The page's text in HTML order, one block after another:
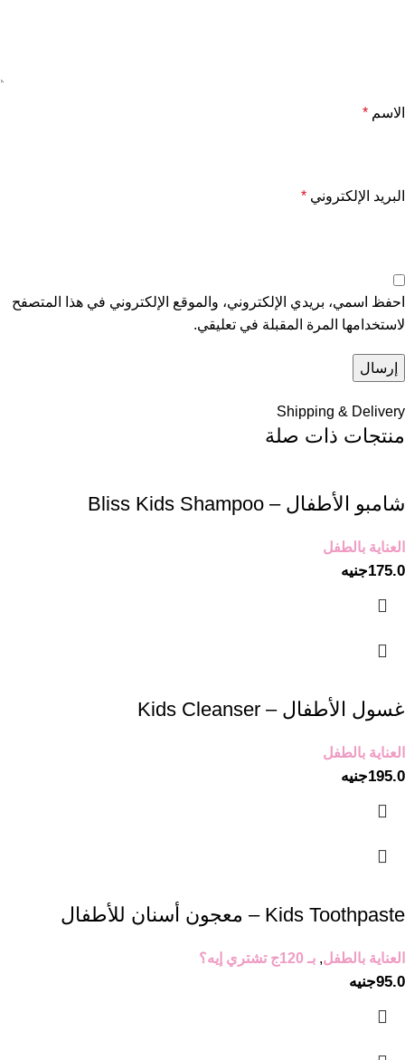
الاسم *
البريد الإلكتروني *
احفظ اسمي، بريدي الإلكتروني، والموقع الإلكتروني في هذا المتصفح
لاستخدامها المرة المقبلة في تعليقي.
Shipping & Delivery
منتجات ذات صلة
شامبو الأطفال – Bliss Kids Shampoo
العناية بالطفل
175.0جنيه
غسول الأطفال – Kids Cleanser
العناية بالطفل
195.0جنيه
Kids Toothpaste – معجون أسنان للأطفال
العناية بالطفل, بـ 120ج تشتري إيه؟
95.0جنيه